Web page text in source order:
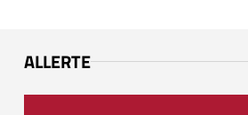
ALLERTE